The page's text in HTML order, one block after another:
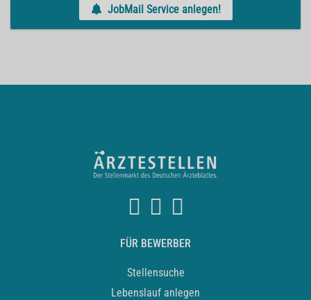
JobMail Service anlegen!
FÜR BEWERBER
Stellensuche
Lebenslauf anlegen